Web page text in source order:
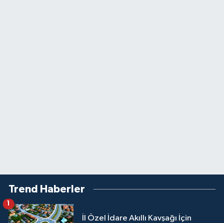
Trend Haberler
İl Özel İdare Akıllı Kavşağı İçin
1